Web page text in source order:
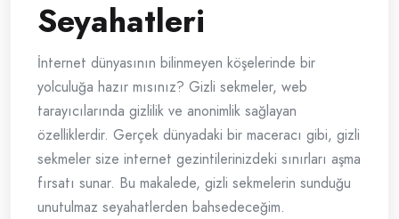
Seyahatleri
İnternet dünyasının bilinmeyen köşelerinde bir
yolculuğa hazır mısınız? Gizli sekmeler, web
tarayıcılarında gizlilik ve anonimlik sağlayan
özelliklerdir. Gerçek dünyadaki bir maceracı gibi, gizli
sekmeler size internet gezintilerinizdeki sınırları aşma
fırsatı sunar. Bu makalede, gizli sekmelerin sunduğu
unutulmaz seyahatlerden bahsedeceğim.